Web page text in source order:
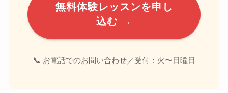
無料体験レッスンを申し
込む →
📞 お電話でのお問い合わせ／受付：火〜日曜日